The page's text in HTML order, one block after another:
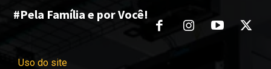
#Pela Família e por Você!
Uso do site